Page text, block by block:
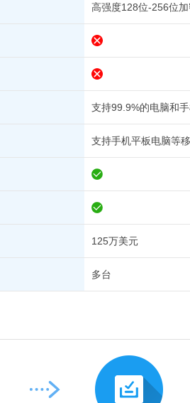
高强度128位-256位
支持99.9%的电脑和
支持手机平板电脑等
125万美元
多台